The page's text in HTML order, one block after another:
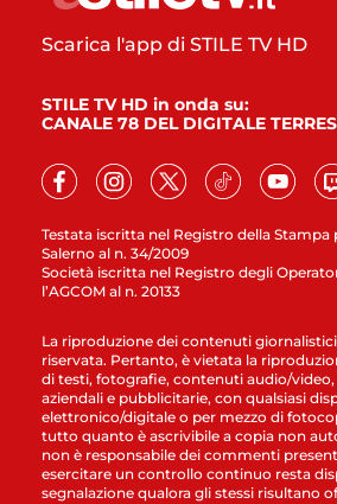
Testata iscritta nel Registro della Stampa
Salerno al n. 34/2009
Società iscritta nel Registro degli
l’AGCOM al n. 20133
Scarica l'app di STILE TV HD
STILE TV HD in onda su:
CANALE 78 DEL DIGITALE
La riproduzione dei contenuti giornalistici
riservata. Pertanto, è vietata la
di testi, fotografie, contenuti audio/
aziendali e pubblicitarie, con qualsiasi
elettronico/digitale o per mezzo di
tutto quanto è ascrivibile a copia non
non è responsabile dei commenti
esercitare un controllo continuo resta
segnalazione qualora gli stessi risultano